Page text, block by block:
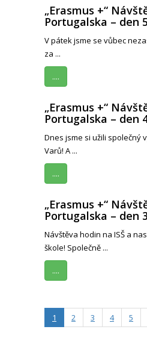
„Erasmus +“
Portugalska – den 5
V pátek jsme se vůbec
za ...
....
„Erasmus +“
Portugalska – den
Dnes jsme si užili společný
Varů! A ...
....
„Erasmus +“
Portugalska – den 3
Návštěva hodin na ISŠ a
škole! Společně ...
....
1 2 3 4 5